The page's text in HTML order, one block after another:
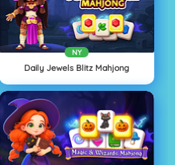
NY
Daily Jewels Blitz Mahjong